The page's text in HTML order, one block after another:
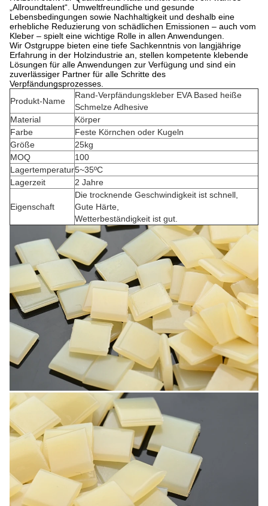
„Allroundtalent“. Umweltfreundliche und gesunde
Lebensbedingungen sowie Nachhaltigkeit und deshalb eine
erhebliche Reduzierung von schädlichen Emissionen – auch vom
Kleber – spielt eine wichtige Rolle in allen Anwendungen.
Wir Ostgruppe bieten eine tiefe Sachkenntnis von langjährige
Erfahrung in der Holzindustrie an, stellen kompetente klebende
Lösungen für alle Anwendungen zur Verfügung und sind ein
zuverlässiger Partner für alle Schritte des
Verpfändungsprozesses.
Produkt-Name
Rand-Verpfändungskleber EVA Based heiße
Schmelze Adhesive
Material
Körper
Farbe
Feste Körnchen oder Kugeln
Größe
25kg
MOQ
100
Lagertemperatur5~35ºC
Lagerzeit
2 Jahre
Eigenschaft
Die trocknende Geschwindigkeit ist schnell,
Gute Härte,
Wetterbeständigkeit ist gut.